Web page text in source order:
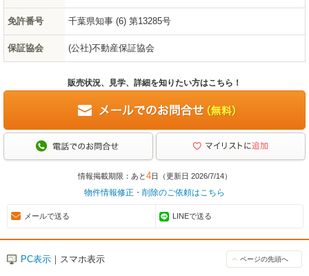
免許番号 千葉県知事 (6) 第13285号
保証協会 (公社)不動産保証協会
販売状況、見学、詳細を知りたい方はこちら！
情報掲載期限：あと4日（更新日 2026/7/14）
物件情報修正・削除のご依頼はこちら
メールで送る LINEで送る
PC表示 ｜スマホ表示 ページの先頭へ